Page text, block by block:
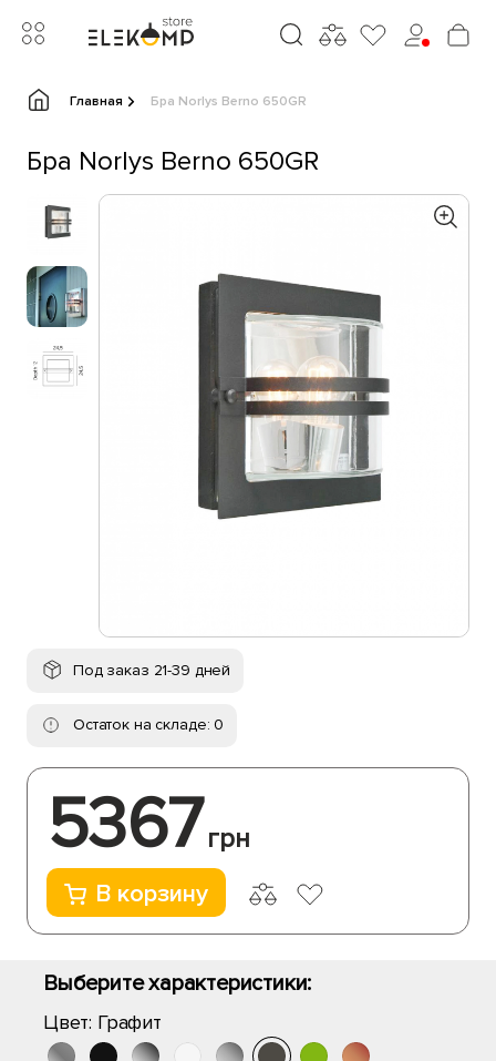
Главная Бра Norlys Berno 650GR
Бра Norlys Berno 650GR
Под заказ 21-39 дней
Остаток на складе: 0
5367грн
В корзину
Выберите характеристики:
Цвет: Графит